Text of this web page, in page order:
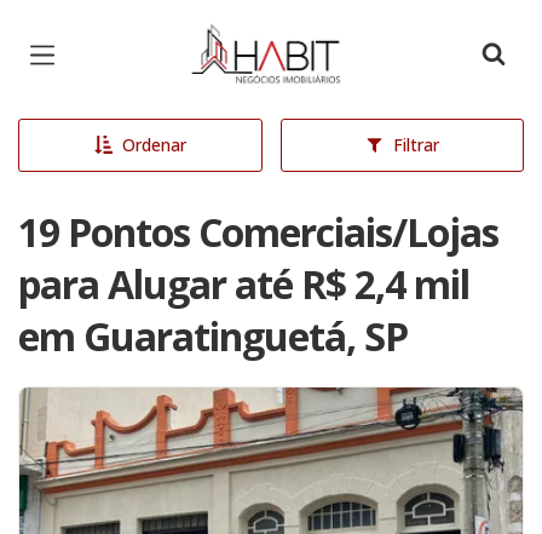
Página inicial
Ordenar Filtrar
19 Pontos Comerciais/Lojas
para Alugar até R$ 2,4 mil
em Guaratinguetá, SP